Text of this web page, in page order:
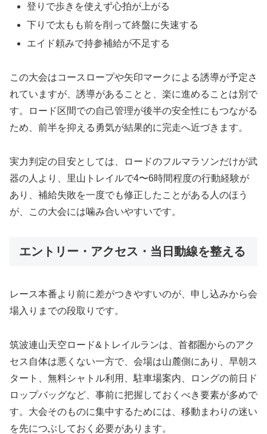
登りで歩きを使えず心拍が上がる
下りで太もも前を削って終盤に失速する
エイド頼みで持参補給が不足する
この大会はコースロープや矢印マークによる誘導が予定さ
れていますが、誘導があることと、楽に進めることは別で
す。ロード区間での自己管理が後半の安全性にもつながる
ため、前半を抑える勇気が結果的に完走へ近づきます。
実力判定の目安としては、ロードのフルマラソンだけが武
器の人より、里山トレイルで4〜6時間程度の行動経験が
あり、補給失敗を一度でも修正したことがある人のほう
が、この大会には噛み合いやすいです。
エントリー・アクセス・当日動線を整える
レース本番より前に差がつきやすいのが、申し込みから会
場入りまでの段取りです。
筑波連山天空ロード&トレイルランは、首都圏からのアク
セス自体は悪くない一方で、会場は山麓側にあり、早朝ス
タート、無料シャトル利用、駐車場案内、ロングの前日ド
ロップバッグなど、事前に把握しておくべき要素が多めで
す。大会そのものに集中するためには、移動まわりの迷い
を先につぶしておく必要があります。